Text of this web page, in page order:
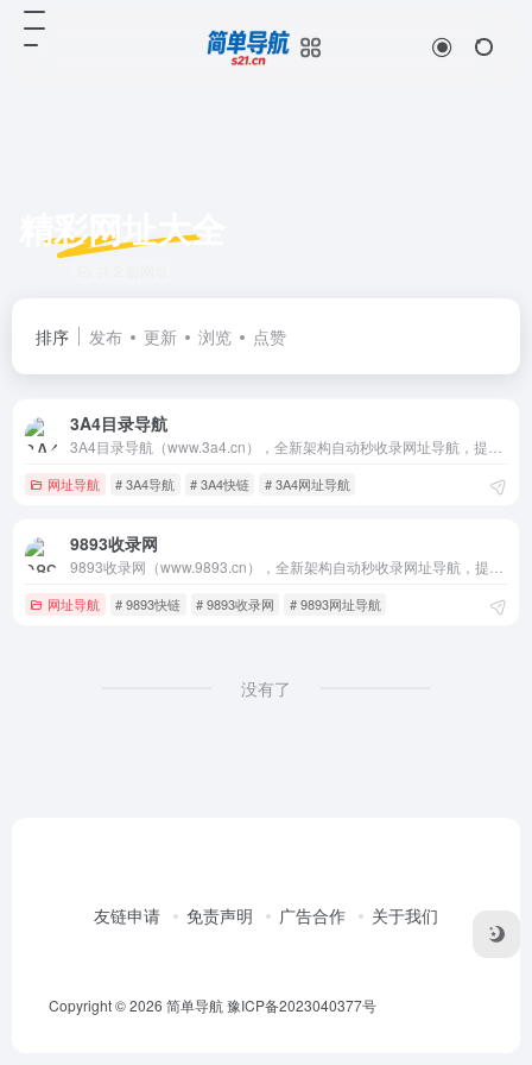
精彩网址大全
排序 发布 更新 浏览 点赞
3A4目录导航
网址导航 # 3A4导航 # 3A4快链 # 3A4网址导航
9893收录网
网址导航 # 9893快链 # 9893收录网 # 9893网址导航
没有了
友链申请 免责声明 广告合作 关于我们
Copyright © 2026 简单导航豫ICP备2023040377号